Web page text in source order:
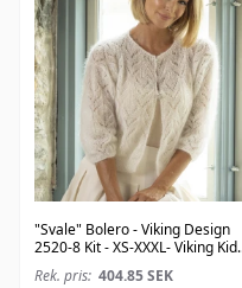
"Svale" Bolero - Viking Design
2520-8 Kit - XS-XXXL- Viking Kid-
Silk
Rek. pris: 404.85SEK